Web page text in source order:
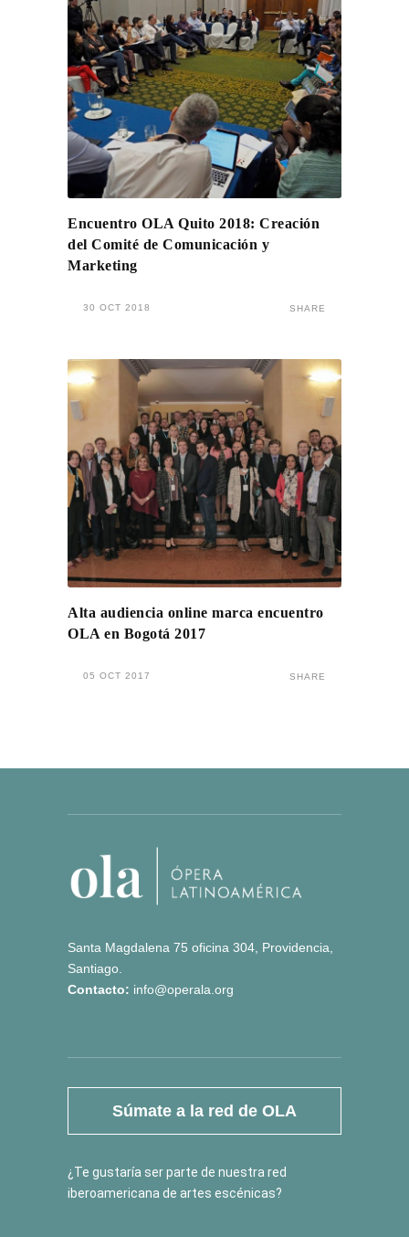
Encuentro OLA Quito 2018: Creación
del Comité de Comunicación y
Marketing
30 OCT 2018 SHARE
Alta audiencia online marca encuentro
OLA en Bogotá 2017
05 OCT 2017 SHARE
Santa Magdalena 75 oficina 304, Providencia,
Santiago.
Contacto: info@operala.org
Súmate a la red de OLA
¿Te gustaría ser parte de nuestra red
iberoamericana de artes escénicas?